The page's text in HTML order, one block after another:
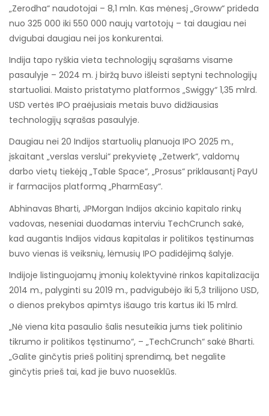
„Zerodha“ naudotojai – 8,1 mln. Kas mėnesį „Groww“ prideda
nuo 325 000 iki 550 000 naujų vartotojų – tai daugiau nei
dvigubai daugiau nei jos konkurentai.
Indija tapo ryškia vieta technologijų sąrašams visame
pasaulyje – 2024 m. į biržą buvo išleisti septyni technologijų
startuoliai. Maisto pristatymo platformos „Swiggy“ 1,35 mlrd.
USD vertės IPO praėjusiais metais buvo didžiausias
technologijų sąrašas pasaulyje.
Daugiau nei 20 Indijos startuolių planuoja IPO 2025 m.,
įskaitant „verslas verslui“ prekyvietę „Zetwerk“, valdomų
darbo vietų tiekėją „Table Space“, „Prosus“ priklausantį PayU
ir farmacijos platformą „PharmEasy“.
Abhinavas Bharti, JPMorgan Indijos akcinio kapitalo rinkų
vadovas, neseniai duodamas interviu TechCrunch sakė,
kad augantis Indijos vidaus kapitalas ir politikos tęstinumas
buvo vienas iš veiksnių, lėmusių IPO padidėjimą šalyje.
Indijoje listinguojamų įmonių kolektyvinė rinkos kapitalizacija
2014 m., palyginti su 2019 m., padvigubėjo iki 5,3 trilijono USD,
o dienos prekybos apimtys išaugo tris kartus iki 15 mlrd.
„Nė viena kita pasaulio šalis nesuteikia jums tiek politinio
tikrumo ir politikos tęstinumo“, – „TechCrunch“ sakė Bharti.
„Galite ginčytis prieš politinį sprendimą, bet negalite
ginčytis prieš tai, kad jie buvo nuoseklūs.